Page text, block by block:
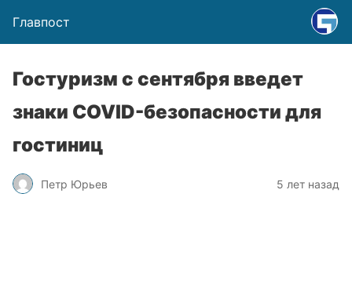
Главпост
Гостуризм с сентября введет
знаки COVID-безопасности для
гостиниц
Петр Юрьев 5 лет назад